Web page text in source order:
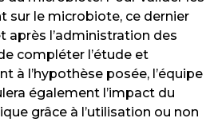
sur le microbiote, ce dernier
après l’administration des
compléter l’étude et
à l’hypothèse posée, l’équipe
également l’impact du
grâce à l’utilisation ou non